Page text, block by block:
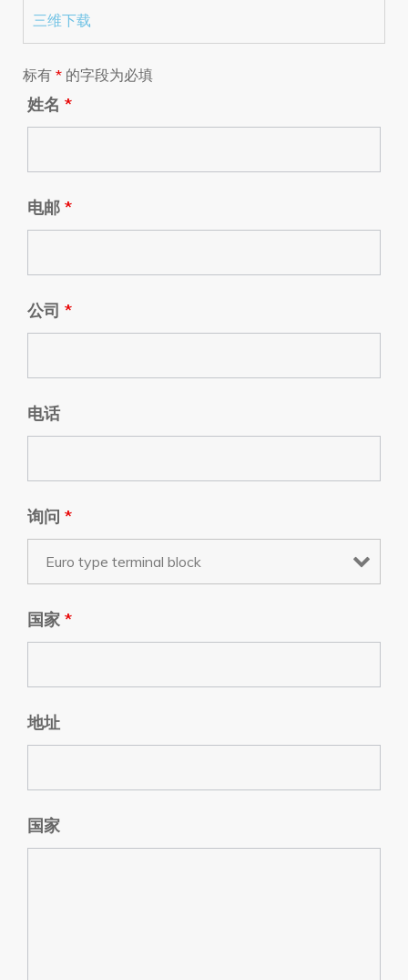
三维下载
标有 * 的字段为必填
姓名 *
电邮 *
公司 *
电话
询问 *
国家 *
地址
国家